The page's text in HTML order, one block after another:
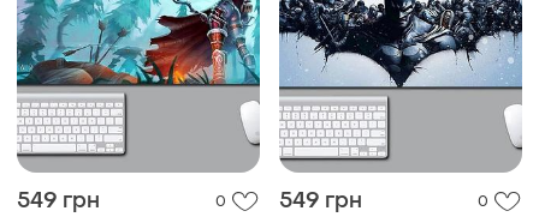
549 грн 0 549 грн 0